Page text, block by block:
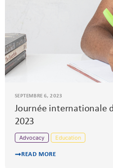
SEPTEMBRE 6, 2023
Journée internationale
2023
Advocacy Education
READ MORE